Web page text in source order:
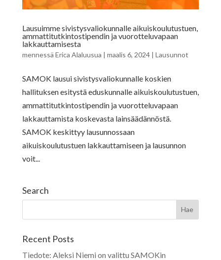
Lausuimme sivistysvaliokunnalle aikuiskoulutustuen,
ammattitutkintostipendin ja vuorotteluvapaan
lakkauttamisesta
mennessä Erica Alaluusua | maalis 6, 2024| Lausunnot
SAMOK lausui sivistysvaliokunnalle koskien
hallituksen esitystä eduskunnalle aikuiskoulutustuen,
ammattitutkintostipendin ja vuorotteluvapaan
lakkauttamista koskevasta lainsäädännöstä.
SAMOK keskittyy lausunnossaan
aikuiskoulutustuen lakkauttamiseen ja lausunnon
voit...
Search
Recent Posts
Tiedote: Aleksi Niemi on valittu SAMOKin